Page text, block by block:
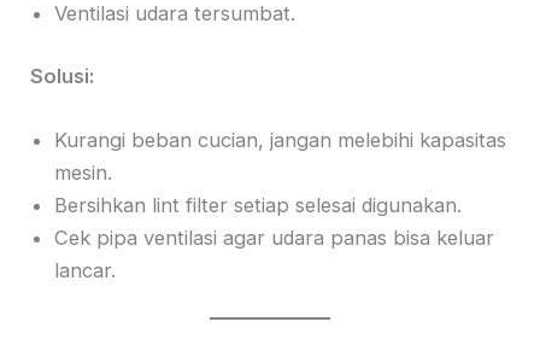
Ventilasi udara tersumbat.
Solusi:
Kurangi beban cucian, jangan melebihi kapasitas
mesin.
Bersihkan lint filter setiap selesai digunakan.
Cek pipa ventilasi agar udara panas bisa keluar
lancar.